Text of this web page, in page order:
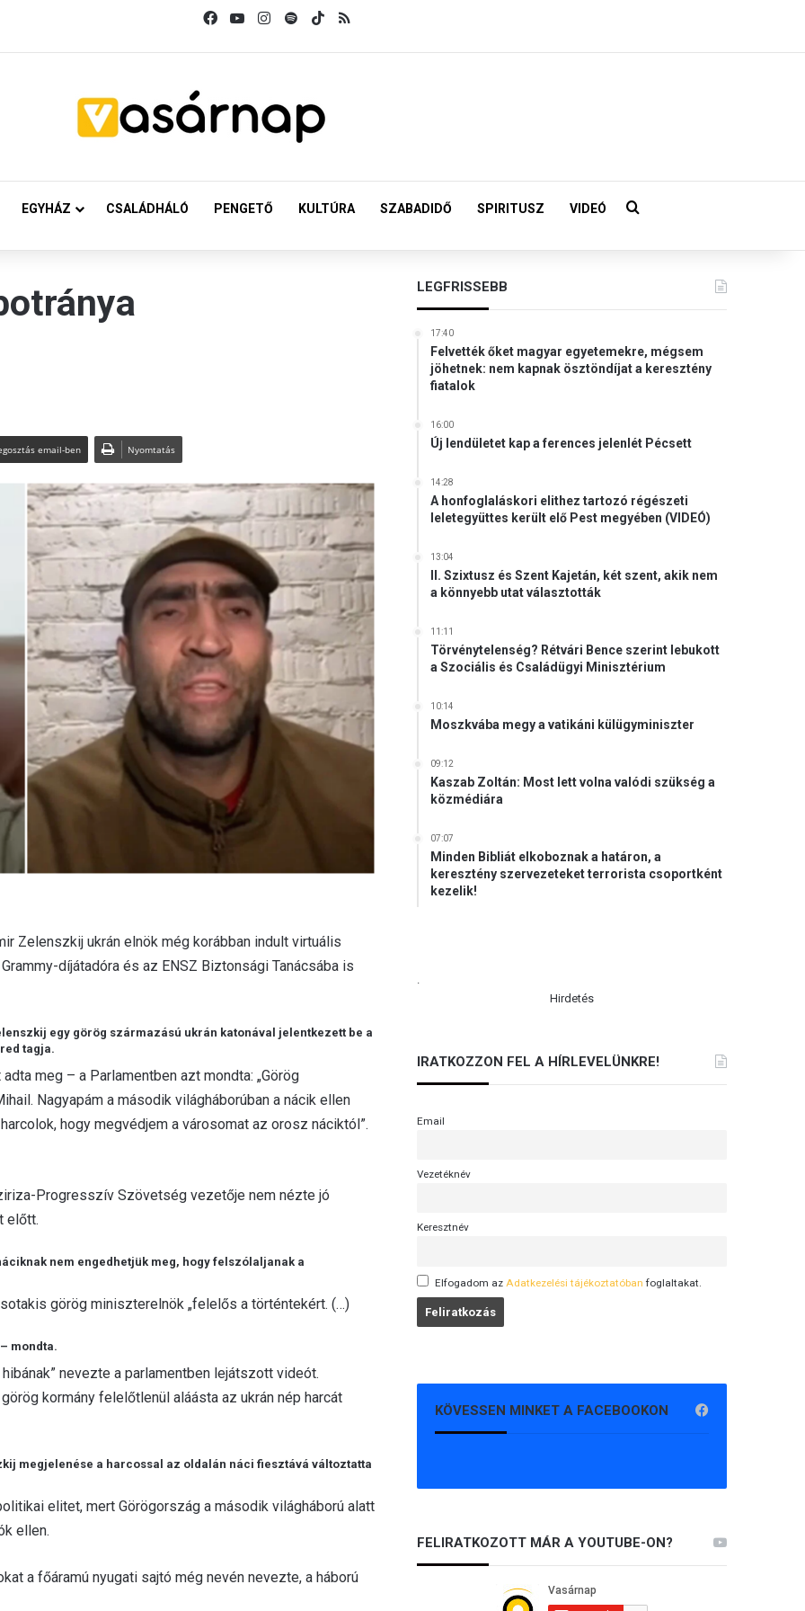
FacebookYouTubeInstagram
SpotifyTikTok
EGYHÁZ CSALÁDHÁLÓ PENGETŐ KULTÚRA SZABADIDŐ SPIRITUSZ VIDEÓ Keresés:
email-ben Nyomtatás
Zelenszkij ukrán elnök még korábban indult virtuális
díjátadóra és az ENSZ Biztonsági Tanácsába is
egy görög származású ukrán katonával jelentkezett be a
tagja.
meg – a Parlamentben azt mondta: „Görög
Nagyapám a második világháborúban a nácik ellen
hogy megvédjem a városomat az orosz náciktól”.
Progresszív Szövetség vezetője nem nézte jó
előtt.
nem engedhetjük meg, hogy felszólaljanak a
görög miniszterelnök „felelős a történtekért. (…)
mondta.
nevezte a parlamentben lejátszott videót.
kormány felelőtlenül aláásta az ukrán nép harcát
megjelenése a harcossal az oldalán náci fiesztává változtatta
elitet, mert Görögország a második világháború alatt
ellen.
a főáramú nyugati sajtó még nevén nevezte, a háború
LEGFRISSEBB
17:40
Felvették őket magyar egyetemekre, mégsem
jöhetnek: nem kapnak ösztöndíjat a keresztény
fiatalok
16:00
Új lendületet kap a ferences jelenlét Pécsett
14:28
A honfoglaláskori elithez tartozó régészeti
leletegyüttes került elő Pest megyében (VIDEÓ)
13:04
II. Szixtusz és Szent Kajetán, két szent, akik nem
a könnyebb utat választották
11:11
Törvénytelenség? Rétvári Bence szerint lebukott
a Szociális és Családügyi Minisztérium
10:14
Moszkvába megy a vatikáni külügyminiszter
09:12
Kaszab Zoltán: Most lett volna valódi szükség a
közmédiára
07:07
Minden Bibliát elkoboznak a határon, a
keresztény szervezeteket terrorista csoportként
kezelik!
.
Hirdetés
IRATKOZZON FEL A HÍRLEVELÜNKRE!
Email
Vezetéknév
Keresztnév
Elfogadom az Adatkezelési tájékoztatóban foglaltakat.
KÖVESSEN MINKET A FACEBOOKON
FELIRATKOZOTT MÁR A YOUTUBE-ON?